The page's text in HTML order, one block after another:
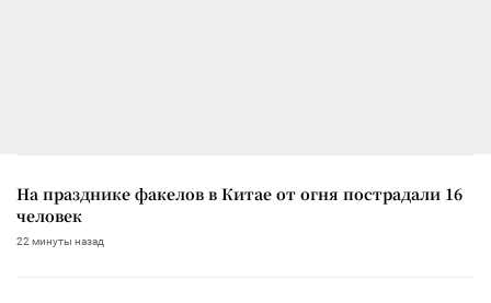
На празднике факелов в Китае от огня пострадали 16
человек
22 минуты назад